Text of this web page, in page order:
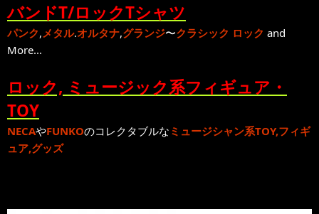
バンドT/ロックTシャツ
パンク, メタル.オルタナ,グランジ〜クラシック ロック and
More...
ロック, ミュージック系フィギュア・
TOY
NECAやFUNKOのコレクタブルな ミュージシャン系TOY,フィギ
ュア,グッズ